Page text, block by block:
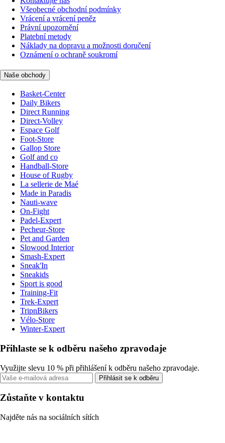
Všeobecné obchodní podmínky
Vrácení a vrácení peněz
Právní upozornění
Platební metody
Náklady na dopravu a možnosti doručení
Oznámení o ochraně soukromí
Naše obchody
Basket-Center
Daily Bikers
Direct Running
Direct-Volley
Espace Golf
Foot-Store
Gallop Store
Golf and co
Handball-Store
House of Rugby
La sellerie de Maé
Made in Paradis
Nauti-wave
On-Fight
Padel-Expert
Pecheur-Store
Pet and Garden
Slowood Interior
Smash-Expert
Sneak'In
Sneakids
Sport is good
Training-Fit
Trek-Expert
TripnBikers
Vélo-Store
Winter-Expert
Přihlaste se k odběru našeho zpravodaje
Využijte slevu 10 % při přihlášení k odběru našeho zpravodaje.
Přihlásit se k odběru
Zůstaňte v kontaktu
Najděte nás na sociálních sítích